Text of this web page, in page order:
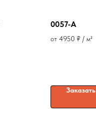
0057-A
от 4950 ₽ / м²
Заказать